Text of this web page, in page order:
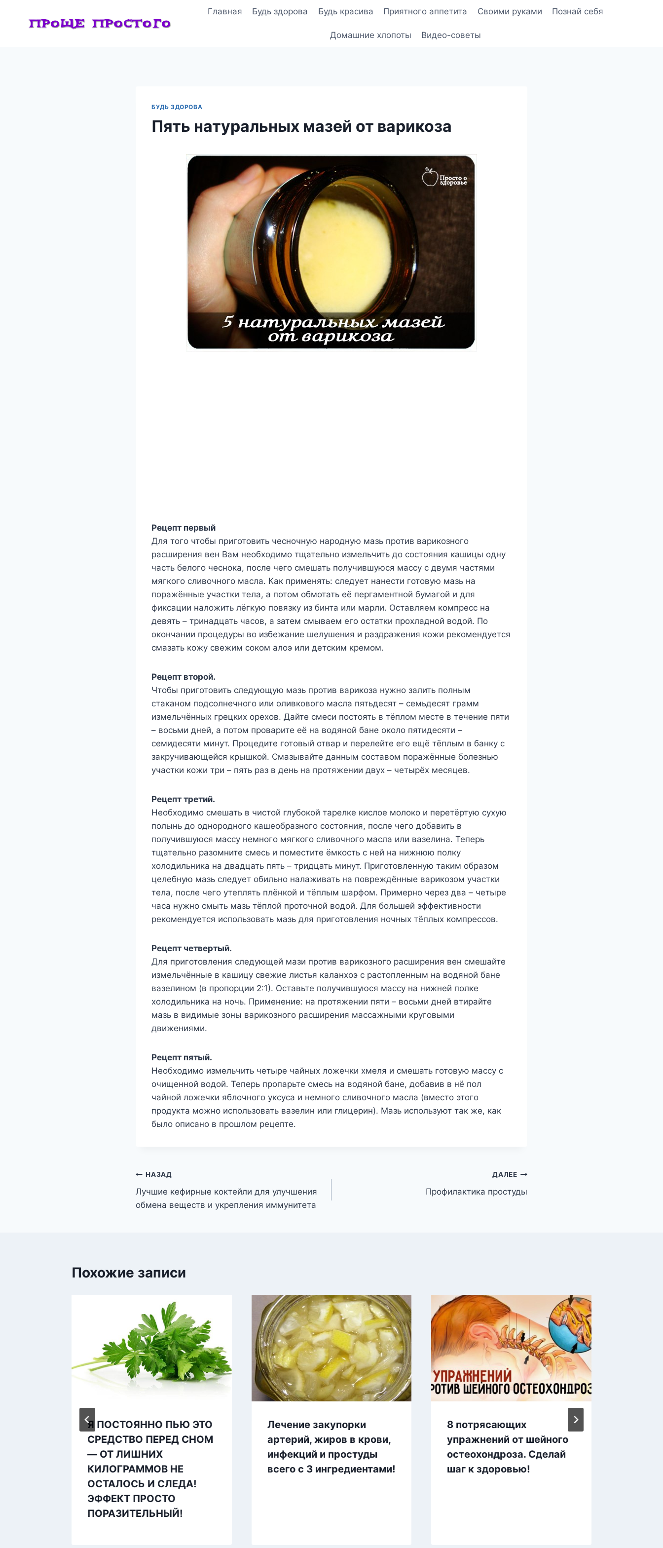
Главная Будь здорова Будь красива Приятного аппетита Своими руками Познай себя
Домашние хлопоты Видео-советы
БУДЬ ЗДОРОВА
Пять натуральных мазей от варикоза
Рецепт первый
Для того чтобы приготовить чесночную народную мазь против варикозного
расширения вен Вам необходимо тщательно измельчить до состояния кашицы одну
часть белого чеснока, после чего смешать получившуюся массу с двумя частями
мягкого сливочного масла. Как применять: следует нанести готовую мазь на
поражённые участки тела, а потом обмотать её пергаментной бумагой и для
фиксации наложить лёгкую повязку из бинта или марли. Оставляем компресс на
девять – тринадцать часов, а затем смываем его остатки прохладной водой. По
окончании процедуры во избежание шелушения и раздражения кожи рекомендуется
смазать кожу свежим соком алоэ или детским кремом.
Рецепт второй.
Чтобы приготовить следующую мазь против варикоза нужно залить полным
стаканом подсолнечного или оливкового масла пятьдесят – семьдесят грамм
измельчённых грецких орехов. Дайте смеси постоять в тёплом месте в течение пяти
– восьми дней, а потом проварите её на водяной бане около пятидесяти –
семидесяти минут. Процедите готовый отвар и перелейте его ещё тёплым в банку с
закручивающейся крышкой. Смазывайте данным составом поражённые болезнью
участки кожи три – пять раз в день на протяжении двух – четырёх месяцев.
Рецепт третий.
Необходимо смешать в чистой глубокой тарелке кислое молоко и перетёртую сухую
полынь до однородного кашеобразного состояния, после чего добавить в
получившуюся массу немного мягкого сливочного масла или вазелина. Теперь
тщательно разомните смесь и поместите ёмкость с ней на нижнюю полку
холодильника на двадцать пять – тридцать минут. Приготовленную таким образом
целебную мазь следует обильно налаживать на повреждённые варикозом участки
тела, после чего утеплять плёнкой и тёплым шарфом. Примерно через два – четыре
часа нужно смыть мазь тёплой проточной водой. Для большей эффективности
рекомендуется использовать мазь для приготовления ночных тёплых компрессов.
Рецепт четвертый.
Для приготовления следующей мази против варикозного расширения вен смешайте
измельчённые в кашицу свежие листья каланхоэ с растопленным на водяной бане
вазелином (в пропорции 2:1). Оставьте получившуюся массу на нижней полке
холодильника на ночь. Применение: на протяжении пяти – восьми дней втирайте
мазь в видимые зоны варикозного расширения массажными круговыми
движениями.
Рецепт пятый.
Необходимо измельчить четыре чайных ложечки хмеля и смешать готовую массу с
очищенной водой. Теперь пропарьте смесь на водяной бане, добавив в нё пол
чайной ложечки яблочного уксуса и немного сливочного масла (вместо этого
продукта можно использовать вазелин или глицерин). Мазь используют так же, как
было описано в прошлом рецепте.
Навигация
по
НАЗАД
Лучшие кефирные коктейли для улучшения
обмена веществ и укрепления иммунитета
ДАЛЕЕ
Профилактика простуды
Похожие записи
Я ПОСТОЯННО ПЬЮ ЭТО
СРЕДСТВО ПЕРЕД СНОМ
— ОТ ЛИШНИХ
КИЛОГРАММОВ НЕ
ОСТАЛОСЬ И СЛЕДА!
ЭФФЕКТ ПРОСТО
ПОРАЗИТЕЛЬНЫЙ!
Лечение закупорки
артерий, жиров в крови,
инфекций и простуды
всего с 3 ингредиентами!
8 потрясающих
упражнений от шейного
остеохондроза. Сделай
шаг к здоровью!